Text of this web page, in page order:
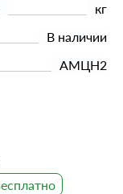
кг
В наличии
АМЦН2